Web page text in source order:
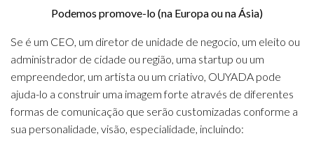
Podemos promove-lo (na Europa ou na Ásia)
Se é um CEO, um diretor de unidade de negocio, um eleito ou
administrador de cidade ou região, uma startup ou um
empreendedor, um artista ou um criativo, OUYADA pode
ajuda-lo a construir uma imagem forte através de diferentes
formas de comunicação que serão customizadas conforme a
sua personalidade, visão, especialidade, incluindo: